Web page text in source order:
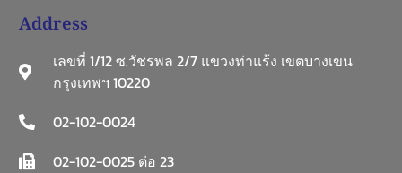
Address
เลขที่ 1/12 ซ.วัชรพล 2/7 แขวงท่าแร้ง เขตบางเขน
กรุงเทพฯ 10220
02-102-0024
02-102-0025 ต่อ 23